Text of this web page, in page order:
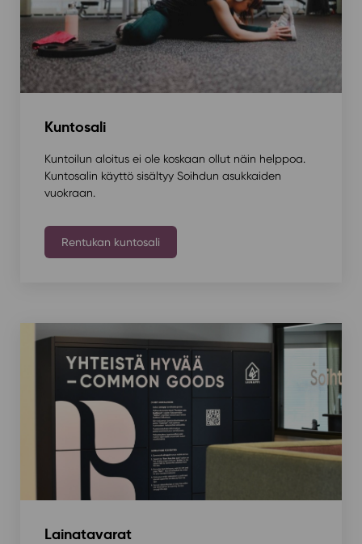
Kuntosali
Kuntoilun aloitus ei ole koskaan ollut näin helppoa.
Kuntosalin käyttö sisältyy Soihdun asukkaiden
vuokraan.
Rentukan kuntosali
Lainatavarat